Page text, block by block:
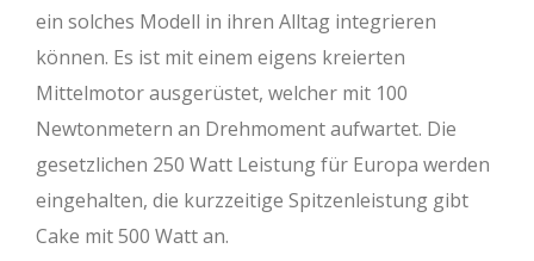
ein solches Modell in ihren Alltag integrieren
können. Es ist mit einem eigens kreierten
Mittelmotor ausgerüstet, welcher mit 100
Newtonmetern an Drehmoment aufwartet. Die
gesetzlichen 250 Watt Leistung für Europa werden
eingehalten, die kurzzeitige Spitzenleistung gibt
Cake mit 500 Watt an.